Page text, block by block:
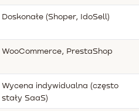
Doskonałe (Shoper, IdoSell)
WooCommerce, PrestaShop
Wycena indywidualna (często
stały SaaS)